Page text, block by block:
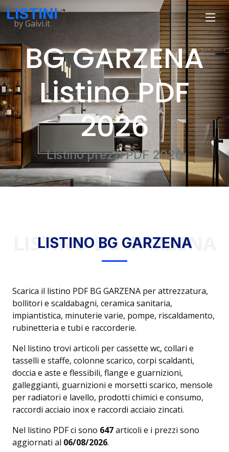
LISTINI
by Gaivi.it
BG GARZENA
Listino PDF
2026
Listino prezzi PDF 2026
LISTINO BG GARZENA
LISTINO BG GARZENA
Scarica il listino PDF BG GARZENA per attrezzatura,
bollitori e scaldabagni, ceramica sanitaria,
impiantistica, minuterie varie, pompe, riscaldamento,
rubinetteria e tubi e raccorderie.
Nel listino trovi articoli per cassette wc, collari e
tasselli e staffe, colonne scarico, corpi scaldanti,
doccia e aste e flessibili, flange e guarnizioni,
galleggianti, guarnizioni e morsetti scarico, mensole
per radiatori e lavello, prodotti chimici e consumo,
raccordi acciaio inox e raccordi acciaio zincati.
Nel listino PDF ci sono 647articoli e i prezzi sono
aggiornati al 06/08/2026.